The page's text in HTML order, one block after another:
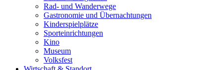
Rad- und Wanderwege
Gastronomie und Übernachtungen
Kinderspielplätze
Sporteinrichtungen
Kino
Museum
Volksfest